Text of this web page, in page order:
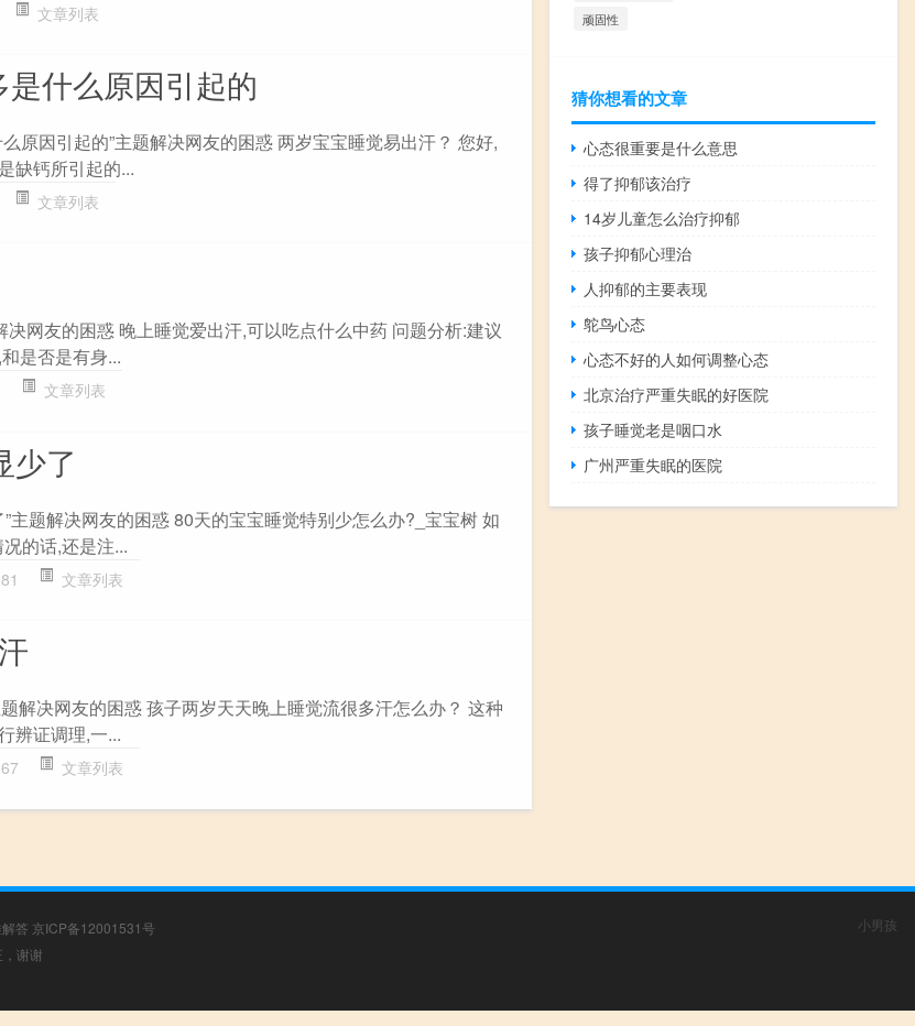
文章列表
什么原因引起的
原因引起的”主题解决网友的困惑 两岁宝宝睡觉易出汗？ 您好,
缺钙所引起的...
文章列表
决网友的困惑 晚上睡觉爱出汗,可以吃点什么中药 问题分析:建议
是否是有身...
文章列表
少了
主题解决网友的困惑 80天的宝宝睡觉特别少怎么办?_宝宝树 如
的话,还是注...
文章列表
解决网友的困惑 孩子两岁天天晚上睡觉流很多汗怎么办？ 这种
辨证调理,一...
文章列表
顽固性
猜你想看的文章
心态很重要是什么意思
得了抑郁该治疗
14岁儿童怎么治疗抑郁
孩子抑郁心理治
人抑郁的主要表现
鸵鸟心态
心态不好的人如何调整心态
北京治疗严重失眠的好医院
孩子睡觉老是咽口水
广州严重失眠的医院
答 京ICP备12001531号
谢谢
小男孩